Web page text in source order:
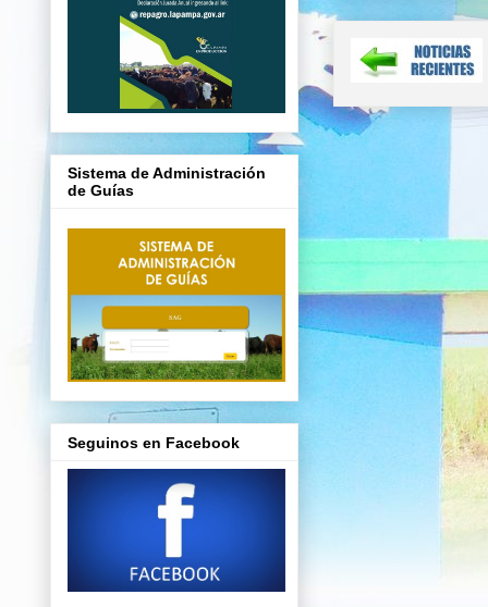
Sistema de Administración
de Guías
Seguinos en Facebook